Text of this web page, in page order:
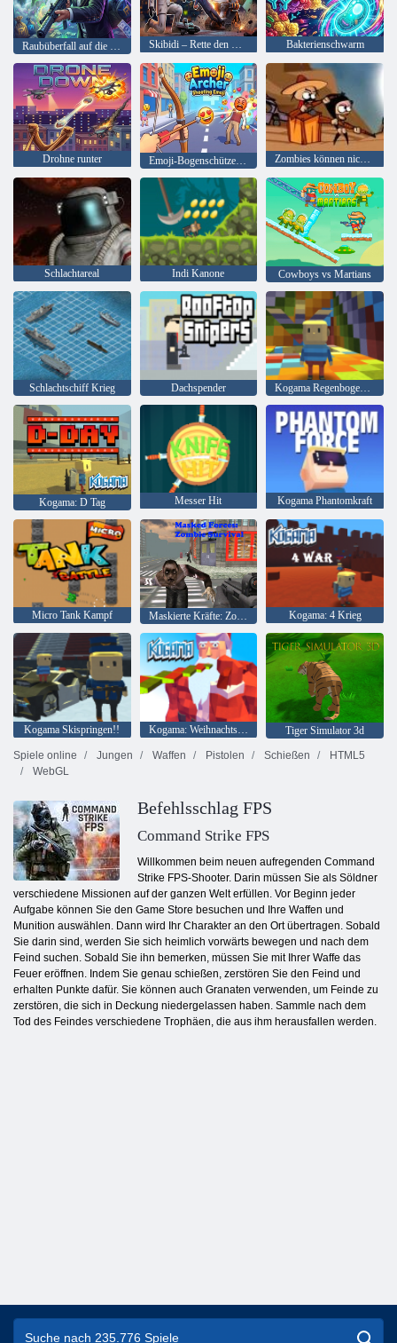
Skibidi – Rette den Kameramann Bakterienschwarm
Drohne runter Emoji-Bogenschütze schießt Emoji Zombies können nicht springen
Schlachtareal Indi Kanone Cowboys vs Martians
Schlachtschiff Krieg Dachspender Kogama Regenbogen Parkour
Kogama: D Tag Messer Hit Kogama Phantomkraft
Micro Tank Kampf Maskierte Kräfte: Zombie-Überleben Kogama: 4 Krieg
Kogama Skispringen!! Kogama: Weihnachtsparkour
Tiger Simulator 3d
Spiele online
Jungen Waffen Pistolen Schießen
HTML5
WebGL
Befehlsschlag FPS
Command Strike FPS
Willkommen beim neuen aufregenden Command
Strike FPS-Shooter. Darin müssen Sie als Söldner
verschiedene Missionen auf der ganzen Welt erfüllen. Vor Beginn jeder
Aufgabe können Sie den Game Store besuchen und Ihre Waffen und
Munition auswählen. Dann wird Ihr Charakter an den Ort übertragen. Sobald
Sie darin sind, werden Sie sich heimlich vorwärts bewegen und nach dem
Feind suchen. Sobald Sie ihn bemerken, müssen Sie mit Ihrer Waffe das
Feuer eröffnen. Indem Sie genau schießen, zerstören Sie den Feind und
erhalten Punkte dafür. Sie können auch Granaten verwenden, um Feinde zu
zerstören, die sich in Deckung niedergelassen haben. Sammle nach dem
Tod des Feindes verschiedene Trophäen, die aus ihm herausfallen werden.